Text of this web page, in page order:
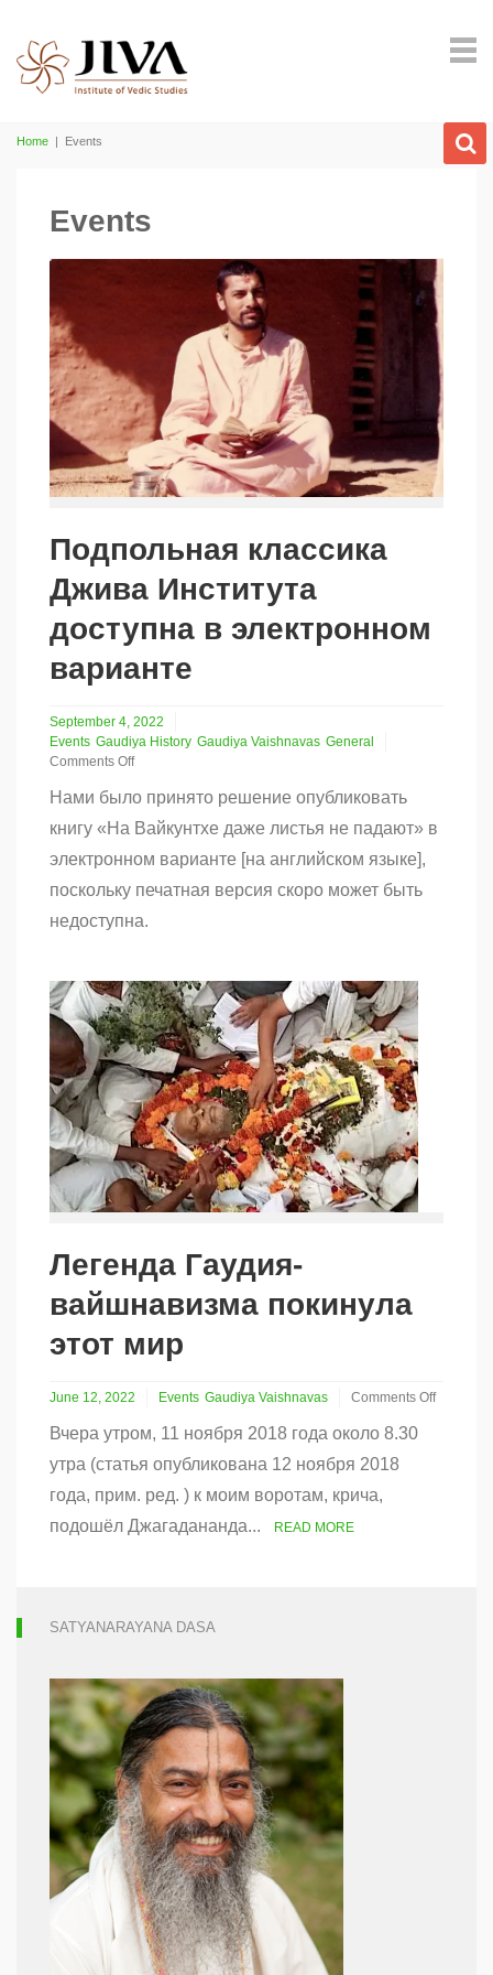
Home | Events
Events
Подпольная классика
Джива Института
доступна в электронном
варианте
September 4, 2022
Events Gaudiya History Gaudiya Vaishnavas General
Comments Off
Подпольная
Джива
Института
в
электронном
Нами было принято решение опубликовать
книгу «На Вайкунтхе даже листья не падают» в
электронном варианте [на английском языке],
поскольку печатная версия скоро может быть
недоступна.
Легенда Гаудия-
вайшнавизма покинула
этот мир
June 12, 2022 Events Gaudiya Vaishnavas
Comments Off
Легенда
Гаудия-
вайшнавизма
покинула
мир
Вчера утром, 11 ноября 2018 года около 8.30
утра (статья опубликована 12 ноября 2018
года, прим. ред. ) к моим воротам, крича,
подошёл Джагадананда...
READ MORE
SATYANARAYANA DASA